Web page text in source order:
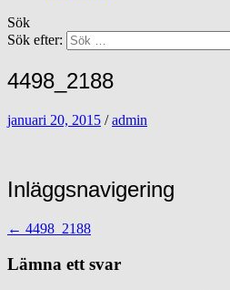
Sök
Sök efter:
4498_2188
januari 20, 2015 /admin
Inläggsnavigering
← 4498_2188
Lämna ett svar